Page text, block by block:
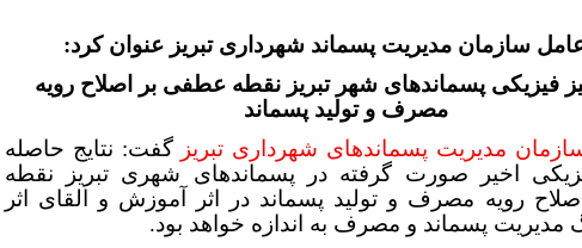
سازمان مدیریت پسماند شهرداری تبریز عنوان کرد:
فیزیکی پسماندهای شهر تبریز نقطه عطفی بر اصلاح رویه
مصرف و تولید پسماند
مدیریت پسماندهای شهرداری تبریز گفت: نتایج حاصله
اخیر صورت گرفته در پسماندهای شهری تبریز نقطه
رویه مصرف و تولید پسماند در اثر آموزش و القای اثر
پسماند و مصرف به اندازه خواهد بود.